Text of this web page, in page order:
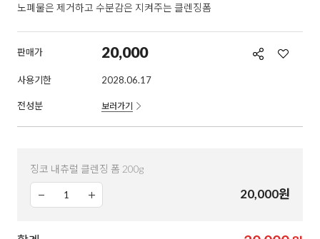
노폐물은 제거하고 수분감은 지켜주는 클렌징폼
판매가 20,000
사용기한 2028.06.17
전성분 보러가기
징코 내츄럴 클렌징 폼 200g
20,000원